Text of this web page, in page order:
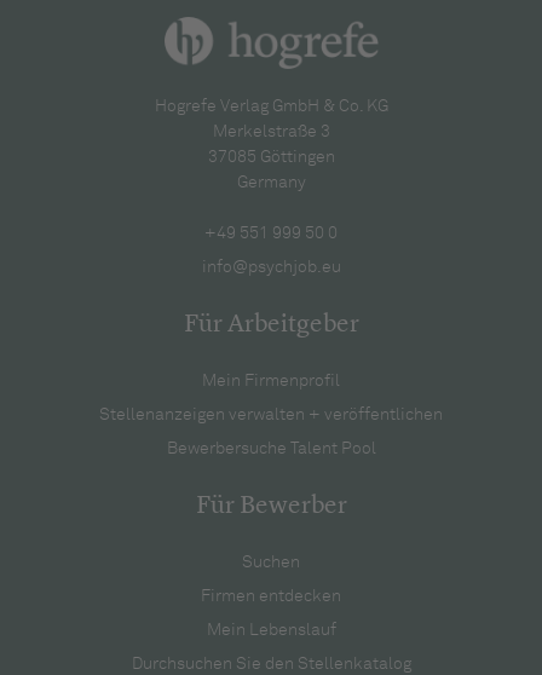
Hogrefe Verlag GmbH & Co. KG
Merkelstraße 3
37085 Göttingen
Germany
+49 551 999 50 0
info@psychjob.eu
Für Arbeitgeber
Mein Firmenprofil
Stellenanzeigen verwalten + veröffentlichen
Bewerbersuche Talent Pool
Für Bewerber
Suchen
Firmen entdecken
Mein Lebenslauf
Durchsuchen Sie den Stellenkatalog